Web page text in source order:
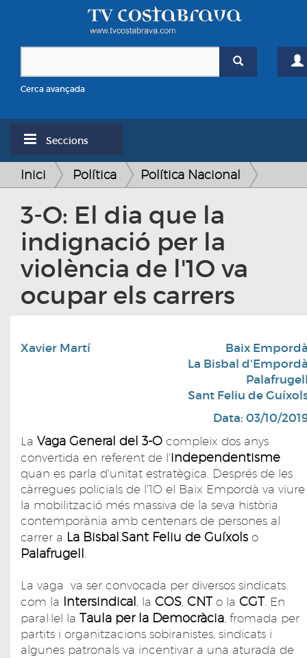
Cerca avançada
Seccions
Inici Política Política Nacional
3-O: El dia que la
indignació per la
violència de l'1O va
ocupar els carrers
Xavier Martí
Baix
La Bisbal
Sant Feliu de
Data: 03/10/
La Vaga General del 3-O compleix dos anys
convertida en referent de l'independentisme
quan es parla d'unitat estratègica. Després de les
càrregues policials de l'1O el Baix Empordà va viure
la mobilització més massiva de la seva història
contemporània amb centenars de persones al
carrer a La Bisbal ,Sant Feliu de Guíxols o
Palafrugell .
La vaga va ser convocada per diversos sindicats
com la Intersindical , la COS, CNT o la CGT. En
paral·lel la Taula per la Democràcia, fromada per
partits i organitzacions sobiranistes, sindicats i
algunes patronals va incentivar a una aturada de